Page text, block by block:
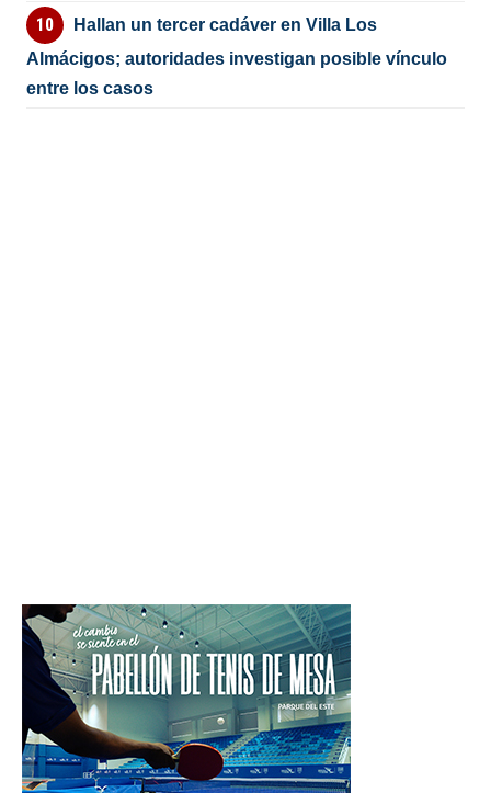
Hallan un tercer cadáver en Villa Los
Almácigos; autoridades investigan posible vínculo
entre los casos